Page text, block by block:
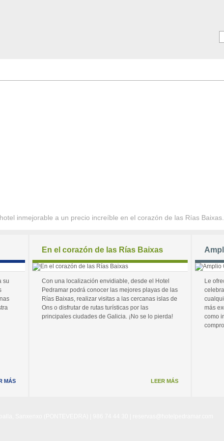
inmejorable a un precio increíble en el corazón de las Rías
su
MÁS
En el corazón de las Rías Baixas
Con una localización envidiable, desde el Hotel
Pedramar podrá conocer las mejores playas de las
Rías Baixas, realizar visitas a las cercanas islas de
Ons o disfrutar de rutas turísticas por las
principales ciudades de Galicia. ¡No se lo pierda!
LEER MÁS
Le
más
como